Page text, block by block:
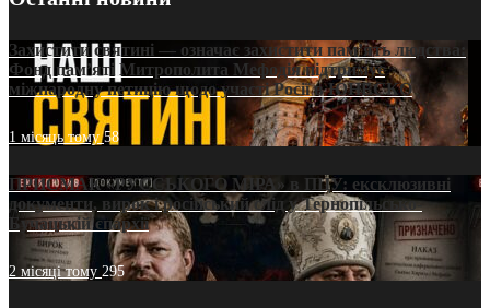
Захистити святині — означає захистити пам’ять людства:
Фонд пам’яті Митрополита Мефодія підтримує
міжнародну петицію щодо участі Росії в ЮНЕСКО
1 місяць тому58
ПРИСМАК «РУССЬКОГО МІРА» в ПЦУ: ексклюзивні
документи, вирок і російський слід у Тернопільсько-
Бучацькій єпархії
2 місяці тому 295